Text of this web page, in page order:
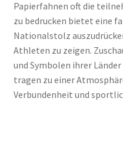
Papierfahnen oft die
zu bedrucken bietet eine
Nationalstolz
Athleten zu zeigen.
und Symbolen ihrer
tragen zu einer
Verbundenheit und